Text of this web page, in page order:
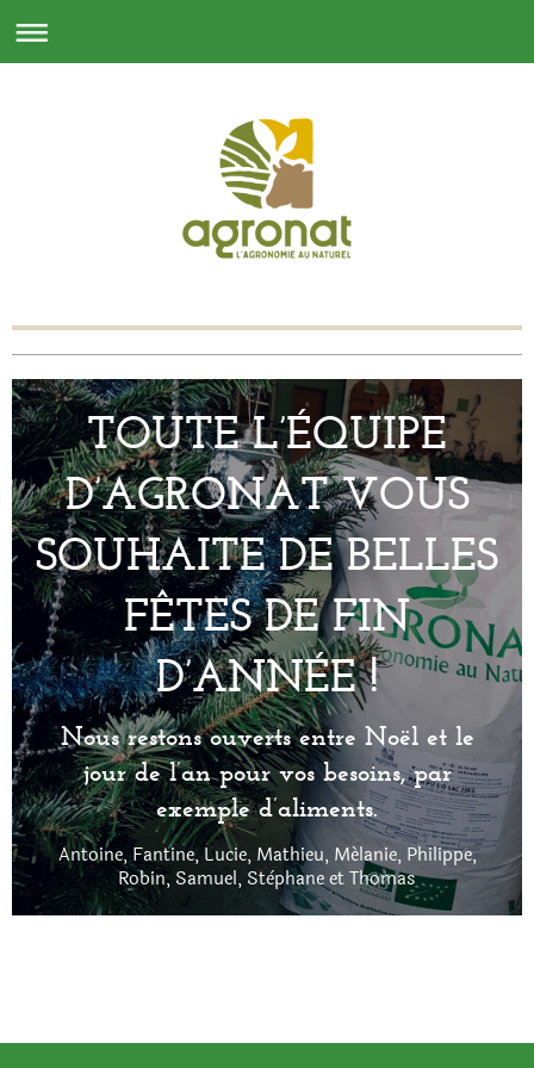
TOUTE L’ÉQUIPE
D’AGRONAT VOUS
SOUHAITE DE BELLES
FÊTES DE FIN
D’ANNÉE !
Nous restons ouverts entre Noël et le
jour de l’an pour vos besoins, par
exemple d’aliments.
Antoine, Fantine, Lucie, Mathieu, Mélanie, Philippe,
Robin, Samuel, Stèphane et Thomas